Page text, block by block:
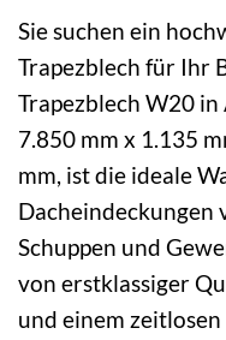
Sie suchen ein
Trapezblech für Ihr
Trapezblech W20
7.850 mm x 1.135
mm, ist die ideale
Dacheindeckungen
Schuppen und
von erstklassiger
und einem